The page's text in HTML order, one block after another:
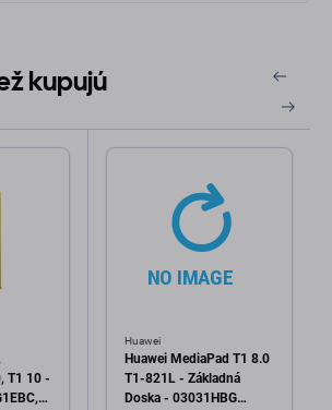
kupujú
T1 10 -
Huawei
Huawei MediaPad T1 8.0
T1-821L - Základná
Doska - 03031HBG